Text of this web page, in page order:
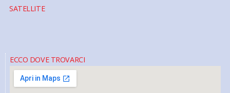
SATELLITE
ECCO DOVE TROVARCI